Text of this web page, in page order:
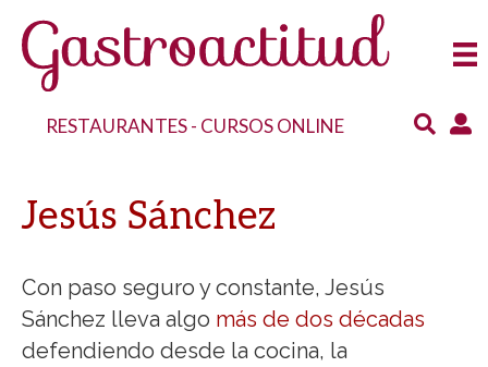
RESTAURANTES- CURSOS ONLINE
Jesús Sánchez
Con paso seguro y constante, Jesús
Sánchez lleva algo más de dos décadas
defendiendo desde la cocina, la